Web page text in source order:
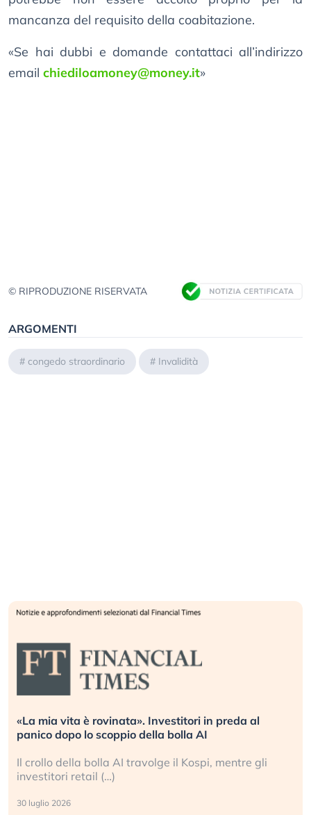
mancanza del requisito della coabitazione.
«Se hai dubbi e domande contattaci all’indirizzo
email chiediloamoney@money.it»
© RIPRODUZIONE RISERVATA
ARGOMENTI
# congedo straordinario # Invalidità
«La mia vita è rovinata». Investitori in preda al
panico dopo lo scoppio della bolla AI
Il crollo della bolla AI travolge il Kospi, mentre gli
investitori retail (…)
30 luglio 2026